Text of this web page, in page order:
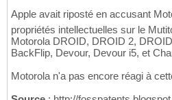
Apple avait riposté en accusant
propriétés intellectuelles sur le
Motorola DROID, DROID 2,
BackFlip, Devour, Devour i5, et
Motorola n'a pas encore réagi à